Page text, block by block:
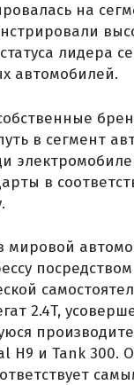
на
лидера
автомобилей.
в сегмент
в
мировой
2.4T,
H9 и Tank